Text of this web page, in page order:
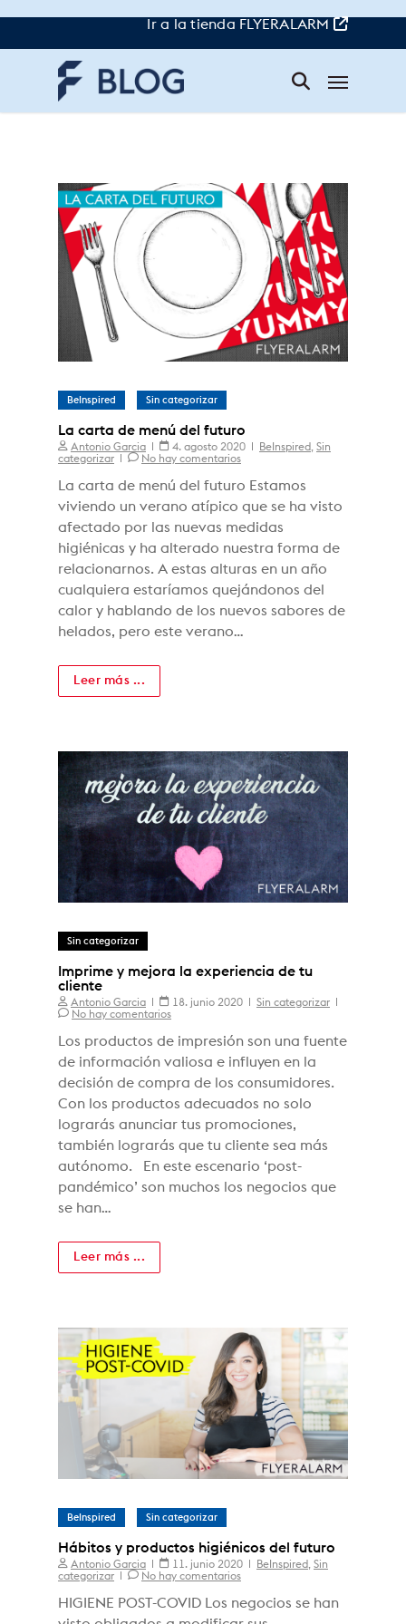
to
Ir a la tienda FLYERALARM
cartas de menu
BeInspired Sin categorizar
La carta de menú del futuro
Antonio Garcia 4. agosto 2020 BeInspired Sin
categorizar
No hay comentarios
La carta de menú del futuro Estamos
viviendo un verano atípico que se ha visto
afectado por las nuevas medidas
higiénicas y ha alterado nuestra forma de
relacionarnos. A estas alturas en un año
cualquiera estaríamos quejándonos del
calor y hablando de los nuevos sabores de
helados, pero este verano…
Leer más ...
Sin categorizar
Imprime y mejora la experiencia de tu
cliente
Antonio Garcia 18. junio 2020
Sin categorizar
No hay comentarios
Los productos de impresión son una fuente
de información valiosa e influyen en la
decisión de compra de los consumidores.
Con los productos adecuados no solo
lograrás anunciar tus promociones,
también lograrás que tu cliente sea más
autónomo. En este escenario ‘post-
pandémico’ son muchos los negocios que
se han…
Leer más ...
BeInspired Sin categorizar
Hábitos y productos higiénicos del futuro
Antonio Garcia 11. junio 2020 BeInspired Sin
categorizar
No hay comentarios
HIGIENE POST-COVID Los negocios se han